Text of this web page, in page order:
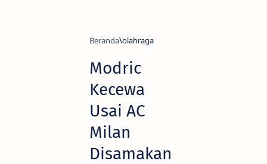
Beranda olahraga
Modric
Kecewa
Usai AC
Milan
Disamakan